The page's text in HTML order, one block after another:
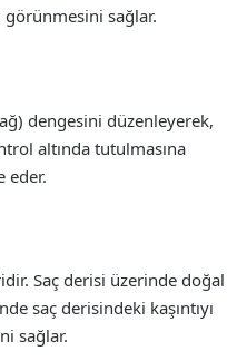
görünmesini sağlar.
dengesini düzenleyerek,
altında tutulmasına
eder.
Saç derisi üzerinde doğal
saç derisindeki kaşıntıyı
sağlar.